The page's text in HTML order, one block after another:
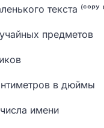
текста ⁽ᶜᵒᵖʸ ⁿ
предметов
в дюймы
имени